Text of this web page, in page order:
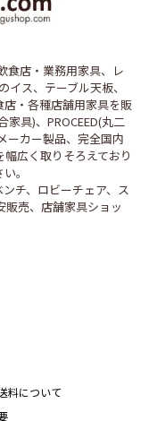
食店・業務用家具、レ
ス、テーブル天板、
・各種店舗用家具を販
家具)、PROCEED(丸二
ーカー製品、完全国内
広く取りそろえており
。
チ、ロビーチェア、ス
販売、店舗家具ショッ
料について